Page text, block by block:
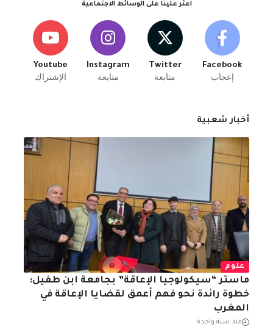
اعثر علينا على الوسائط الاجتماعية
Facebook
إعجاب
Twitter
متابعة
Instagram
متابعة
Youtube
الإشتراك
أخبار شعبية
علوم
ماستر “سيكولوجيا الإعاقة” بجامعة ابن طفيل:
خطوة رائدة نحو فهم أعمق لقضايا الإعاقة في
المغرب
منذ سنة واحدة